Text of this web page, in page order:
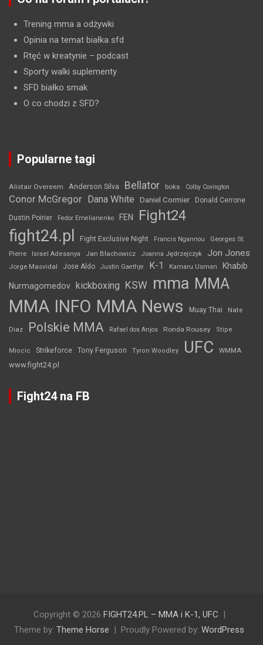
Trening mma a odżywki
Opinia na temat białka sfd
Rtęć w kreatynie – podcast
Sporty walki suplementy
SFD białko smak
O co chodzi z SFD?
Popularne tagi
Alistair Overeem Anderson Silva Bellator boks Colby Covington
Conor McGregor Dana White Daniel Cormier Donald Cerrone
Dustin Poirier Fedor Emelianenko FEN Fight24
fight24.pl Fight Exclusive Night Francis Ngannou
Georges St.
Pierre
Israel Adesanya Jan Błachowicz Joanna Jędrzejczyk Jon Jones
Jorge Masvidal Jose Aldo Justin Gaethje K-1 Kamaru Usman Khabib
Nurmagomedov kickboxing KSW mma MMA
MMA INFO MMA News Muay Thai Nate
Diaz Polskie MMA Rafael dos Anjos Ronda Rousey Stipe
Miocic Strikeforce Tony Ferguson Tyron Woodley UFC WMMA
www.fight24.pl
Fight24 na FB
Copyright © 2026 FIGHT24.PL – MMA i K-1, UFC
Theme by: Theme Horse Proudly Powered by: WordPress